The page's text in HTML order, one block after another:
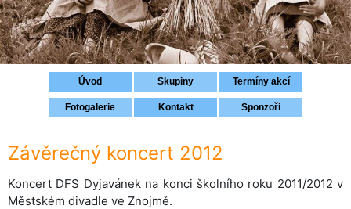
Úvod Skupiny Termíny akcí
Fotogalerie Kontakt Sponzoři
Závěrečný koncert 2012
Koncert DFS Dyjavánek na konci školního roku 2011/2012 v
Městském divadle ve Znojmě.